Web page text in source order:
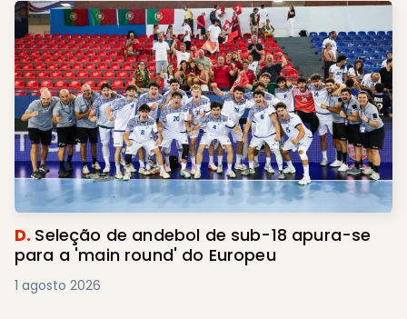
D. Seleção de andebol de sub-18 apura-se
para a 'main round' do Europeu
1 agosto 2026